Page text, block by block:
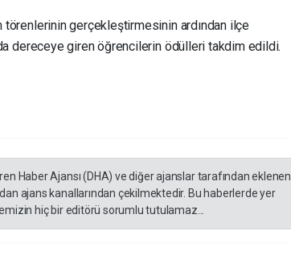
gerçekleştirmesinin ardından ilçe
dereceye giren öğrencilerin ödülleri takdim edildi.
Haber Ajansı (DHA) ve diğer ajanslar tarafından eklenen
ajans kanallarından çekilmektedir. Bu haberlerde yer
hiç bir editörü sorumlu tutulamaz...